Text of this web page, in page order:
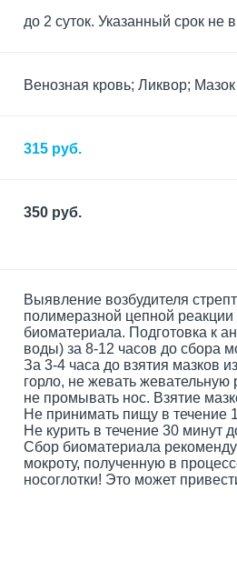
до 2 суток. Указанный срок не
Венозная кровь; Ликвор;
315 руб.
350 руб.
Выявление возбудителя
полимеразной цепной
биоматериала. Подготовка к
воды) за 8-12 часов до сбора
За 3-4 часа до взятия мазков
горло, не жевать жевательную
не промывать нос. Взятие
Не принимать пищу в течение
Не курить в течение 30 минут
Сбор биоматериала
мокроту, полученную в
носоглотки! Это может